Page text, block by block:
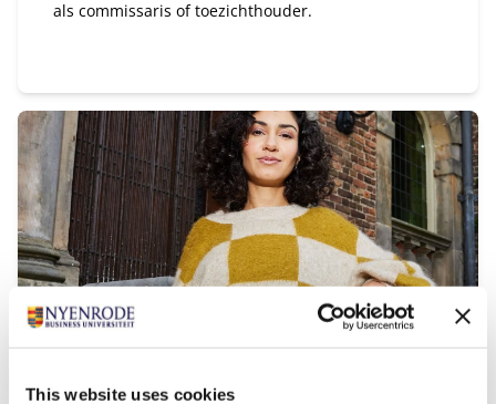
This website uses cookies
als commissaris of toezichthouder.